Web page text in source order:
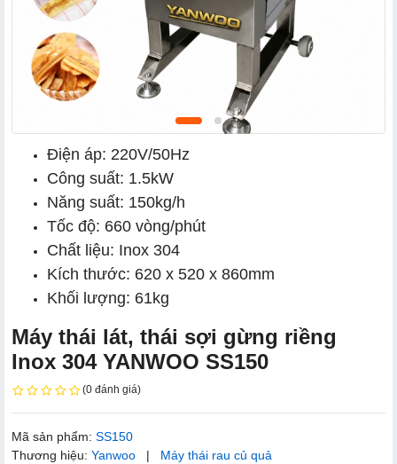
Điện áp: 220V/50Hz
Công suất: 1.5kW
Năng suất: 150kg/h
Tốc độ: 660 vòng/phút
Chất liệu: Inox 304
Kích thước: 620 x 520 x 860mm
Khối lượng: 61kg
Máy thái lát, thái sợi gừng riềng
Inox 304 YANWOO SS150
(0 đánh giá)
Mã sản phẩm: SS150
Thương hiệu: Yanwoo | Máy thái rau củ quả